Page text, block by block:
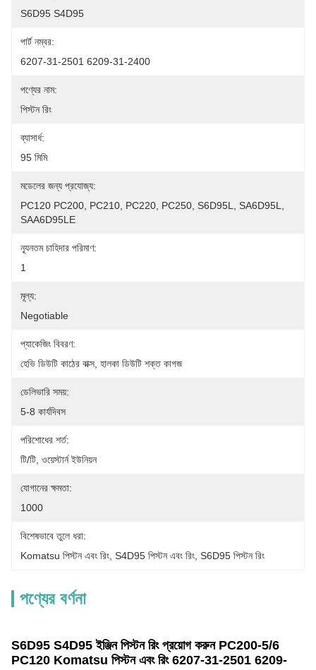
S6D95 S4D95
পার্ট নম্বর:
6207-31-2501 6209-31-2400
পণ্যের নাম:
পিস্টন রিং
ব্যাসার্ধ:
95 মিমি
মডেলের জন্য প্রযোজ্য:
PC120 PC200, PC210, PC220, PC250, S6D95L, SA6D95L,
SAA6D95LE
ন্যূনতম চাহিদার পরিমাণ:
1
মূল্য:
Negotiable
প্যাকেজিং বিবরণ:
হেভি ডিউটি ​​কাঠের বাক্স, হালকা ডিউটি ​​শক্ত কাগজ
ডেলিভারি সময়:
5-8 কার্যদিবস
পরিশোধের শর্ত:
টি/টি, ওয়েস্টার্ন ইউনিয়ন
যোগানের ক্ষমতা:
1000
বিশেষভাবে তুলে ধরা:
Komatsu পিস্টন এবং রিং S4D95 পিস্টন এবং রিং S6D95 পিস্টন রিং
পণ্যের বর্ণনা
S6D95 S4D95 ইঞ্জিন পিস্টন রিং প্রয়োগ করুন PC200-5/6
PC120 Komatsu পিস্টন এবং রিং 6207-31-2501 6209-